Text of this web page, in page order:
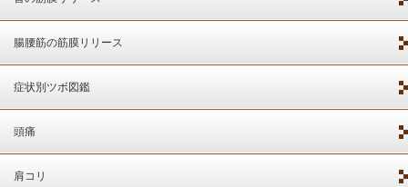
腸腰筋の筋膜リリース
症状別ツボ図鑑
頭痛
肩コリ